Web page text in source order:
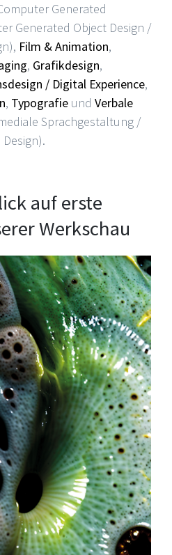
Generated
Generated Object Design /
Film & Animation,
, Grafikdesign,
/ Digital Experience,
, Typografie und Verbale
Sprachgestaltung /
auf erste
Werkschau